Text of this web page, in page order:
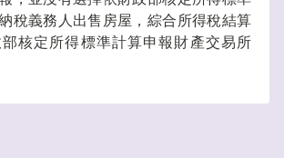
稅義務人出售房屋，綜合所得稅結算
核定所得標準計算申報財產交易所